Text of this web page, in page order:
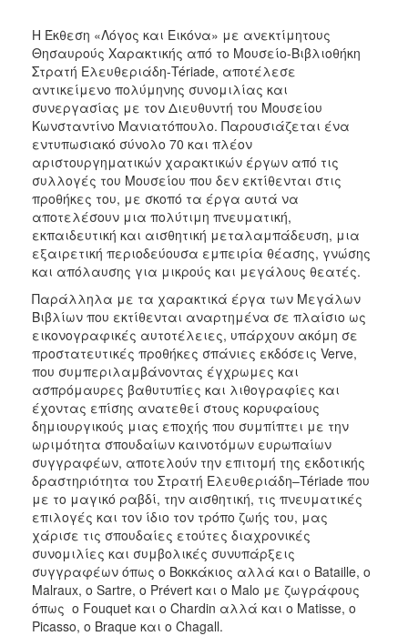
Η Έκθεση «Λόγος και Εικόνα» με ανεκτίμητους
Θησαυρούς Χαρακτικής από το Μουσείο-Βιβλιοθήκη
Στρατή Ελευθεριάδη-Tériade, αποτέλεσε
αντικείμενο πολύμηνης συνομιλίας και
συνεργασίας με τον Διευθυντή του Μουσείου
Κωνσταντίνο Μανιατόπουλο. Παρουσιάζεται ένα
εντυπωσιακό σύνολο 70 και πλέον
αριστουργηματικών χαρακτικών έργων από τις
συλλογές του Μουσείου που δεν εκτίθενται στις
προθήκες του, με σκοπό τα έργα αυτά να
αποτελέσουν μια πολύτιμη πνευματική,
εκπαιδευτική και αισθητική μεταλαμπάδευση, μια
εξαιρετική περιοδεύουσα εμπειρία θέασης, γνώσης
και απόλαυσης για μικρούς και μεγάλους θεατές.
Παράλληλα με τα χαρακτικά έργα των Μεγάλων
Βιβλίων που εκτίθενται αναρτημένα σε πλαίσιο ως
εικονογραφικές αυτοτέλειες, υπάρχουν ακόμη σε
προστατευτικές προθήκες σπάνιες εκδόσεις Verve,
που συμπεριλαμβάνοντας έγχρωμες και
ασπρόμαυρες βαθυτυπίες και λιθογραφίες και
έχοντας επίσης ανατεθεί στους κορυφαίους
δημιουργικούς μιας εποχής που συμπίπτει με την
ωριμότητα σπουδαίων καινοτόμων ευρωπαίων
συγγραφέων, αποτελούν την επιτομή της εκδοτικής
δραστηριότητα του Στρατή Ελευθεριάδη–Tériade που
με το μαγικό ραβδί, την αισθητική, τις πνευματικές
επιλογές και τον ίδιο τον τρόπο ζωής του, μας
χάρισε τις σπουδαίες ετούτες διαχρονικές
συνομιλίες και συμβολικές συνυπάρξεις
συγγραφέων όπως ο Βοκκάκιος αλλά και ο Bataille, ο
Malraux, ο Sartre, ο Prévert και ο Malo με ζωγράφους
όπως ο Fouquet και ο Chardin αλλά και ο Matisse, ο
Picasso, ο Braque και ο Chagall.